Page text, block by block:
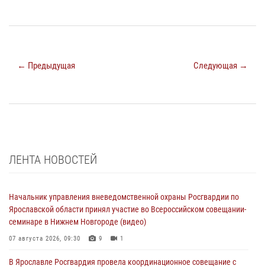
← Предыдущая Следующая →
ЛЕНТА НОВОСТЕЙ
Начальник управления вневедомственной охраны Росгвардии по
Ярославской области принял участие во Всероссийском совещании-
семинаре в Нижнем Новгороде (видео)
07 августа 2026, 09:30 9 1
В Ярославле Росгвардия провела координационное совещание с